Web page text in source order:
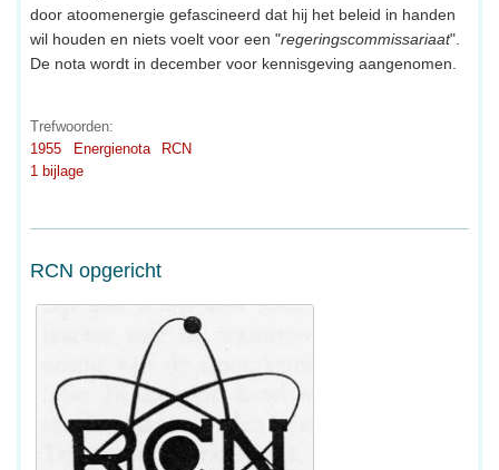
door atoomenergie gefascineerd dat hij het beleid in handen
wil houden en niets voelt voor een "regeringscommissariaat".
De nota wordt in december voor kennisgeving aangenomen.
Trefwoorden:
1955
Energienota
RCN
1 bijlage
RCN opgericht